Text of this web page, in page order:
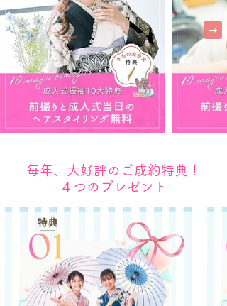
毎年、大好評のご成約特典！
４つのプレゼント